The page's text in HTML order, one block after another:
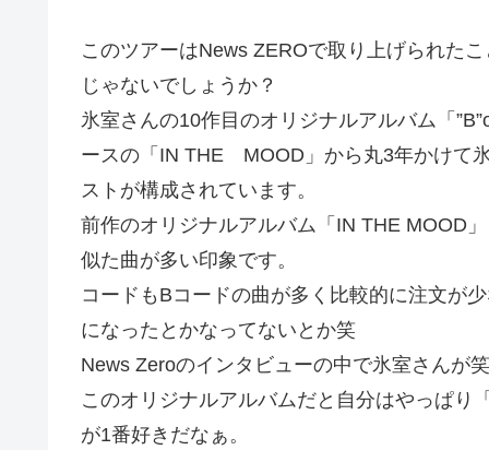
このツアーはNews ZEROで取り上げられた
じゃないでしょうか？
氷室さんの10作目のオリジナルアルバム「
ースの「IN THE MOOD」から丸3年かけて
ストが構成されています。
前作のオリジナルアルバム「IN THE MOOD
似た曲が多い印象です。
コードもBコードの曲が多く比較的に注文が
になったとかなってないとか笑
News Zeroのインタビューの中で氷室さんが
このオリジナルアルバムだと自分はやっぱり
が1番好きだなぁ。